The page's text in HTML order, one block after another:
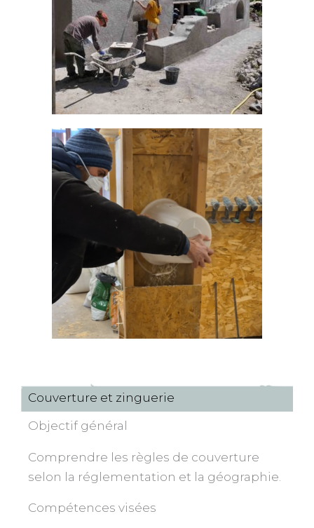
Couverture et zinguerie
Objectif général
Comprendre les règles de couverture
selon la réglementation et la géographie.
Compétences visées